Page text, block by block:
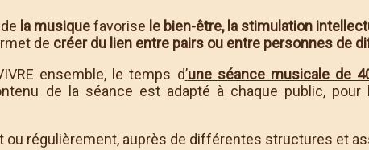
la musiquefavorise le bien-être, la stimulation
de créer du lien entre pairs ou entre personnes de
ensemble, le temps d’une séance musicale de
de la séance est adapté à chaque public,
régulièrement, auprès de différentes structures et